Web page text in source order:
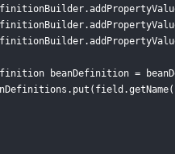
beanDefinition =